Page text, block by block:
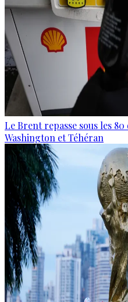
Le Brent repasse sous les
Washington et Téhéran